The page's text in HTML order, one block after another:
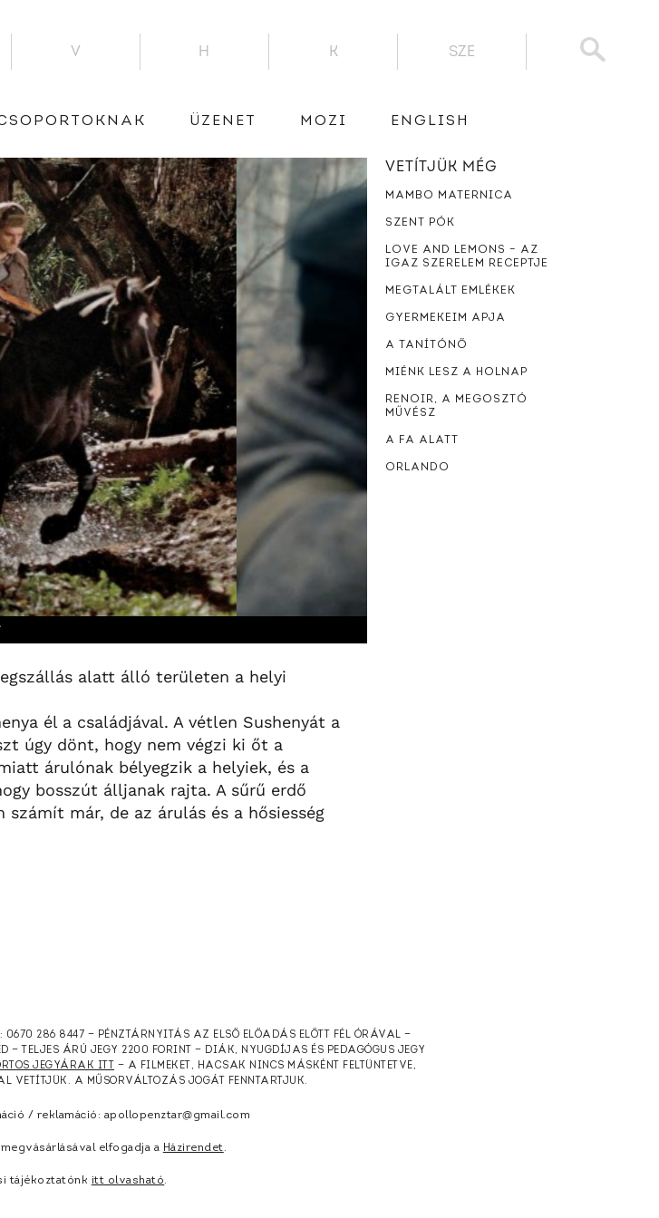
V H K SZE
ÜZENET MOZI ENGLISH
alatt álló területen a helyi
él a családjával. A vétlen Sushenyát a
úgy dönt, hogy nem végzi ki őt a
árulónak bélyegzik a helyiek, és a
bosszút álljanak rajta. A sűrű erdő
számít már, de az árulás és a hősiesség
VETÍTJÜK MÉG
MAMBO MATERNICA
SZENT PÓK
LOVE AND LEMONS – AZ
IGAZ SZERELEM RECEPTJE
MEGTALÁLT EMLÉKEK
GYERMEKEIM APJA
A TANÍTÓNŐ
MIÉNK LESZ A HOLNAP
RENOIR, A MEGOSZTÓ
MŰVÉSZ
A FA ALATT
ORLANDO
0670 286 8447 — PÉNZTÁRNYITÁS AZ ELSŐ ELŐADÁS ELŐTT FÉL ÓRÁVAL —
— TELJES ÁRÚ JEGY 2200 FORINT — DIÁK, NYUGDÍJAS ÉS PEDAGÓGUS JEGY
JEGYÁRAK ITT
— A FILMEKET, HACSAK NINCS MÁSKÉNT FELTÜNTETVE,
VETÍTJÜK. A MŰSORVÁLTOZÁS JOGÁT FENNTARTJUK.
/ reklamáció: apollopenztar@gmail.com
elfogadja a Házirendet.
tájékoztatónk itt olvasható.